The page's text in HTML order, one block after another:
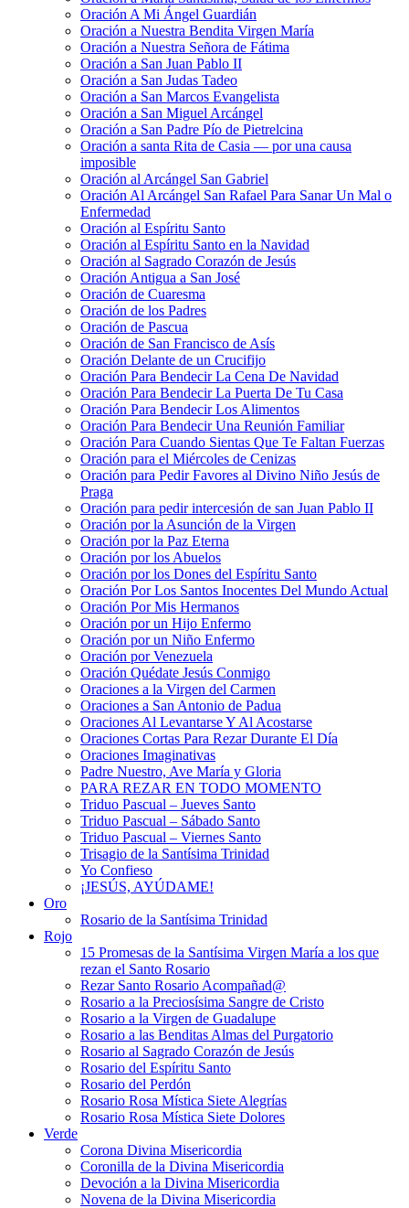
Oración A Mi Ángel Guardián
Oración a Nuestra Bendita Virgen María
Oración a Nuestra Señora de Fátima
Oración a San Juan Pablo II
Oración a San Judas Tadeo
Oración a San Marcos Evangelista
Oración a San Miguel Arcángel
Oración a San Padre Pío de Pietrelcina
Oración a santa Rita de Casia — por una causa
imposible
Oración al Arcángel San Gabriel
Oración Al Arcángel San Rafael Para Sanar Un Mal o
Enfermedad
Oración al Espíritu Santo
Oración al Espíritu Santo en la Navidad
Oración al Sagrado Corazón de Jesús
Oración Antigua a San José
Oración de Cuaresma
Oración de los Padres
Oración de Pascua
Oración de San Francisco de Asís
Oración Delante de un Crucifijo
Oración Para Bendecir La Cena De Navidad
Oración Para Bendecir La Puerta De Tu Casa
Oración Para Bendecir Los Alimentos
Oración Para Bendecir Una Reunión Familiar
Oración Para Cuando Sientas Que Te Faltan Fuerzas
Oración para el Miércoles de Cenizas
Oración para Pedir Favores al Divino Niño Jesús de
Praga
Oración para pedir intercesión de san Juan Pablo II
Oración por la Asunción de la Virgen
Oración por la Paz Eterna
Oración por los Abuelos
Oración por los Dones del Espíritu Santo
Oración Por Los Santos Inocentes Del Mundo Actual
Oración Por Mis Hermanos
Oración por un Hijo Enfermo
Oración por un Niño Enfermo
Oración por Venezuela
Oración Quédate Jesús Conmigo
Oraciones a la Virgen del Carmen
Oraciones a San Antonio de Padua
Oraciones Al Levantarse Y Al Acostarse
Oraciones Cortas Para Rezar Durante El Día
Oraciones Imaginativas
Padre Nuestro, Ave María y Gloria
PARA REZAR EN TODO MOMENTO
Triduo Pascual – Jueves Santo
Triduo Pascual – Sábado Santo
Triduo Pascual – Viernes Santo
Trisagio de la Santísima Trinidad
Yo Confieso
¡JESÚS, AYÚDAME!
Oro
Rosario de la Santísima Trinidad
Rojo
15 Promesas de la Santísima Virgen María a los que
rezan el Santo Rosario
Rezar Santo Rosario Acompañad@
Rosario a la Preciosísima Sangre de Cristo
Rosario a la Virgen de Guadalupe
Rosario a las Benditas Almas del Purgatorio
Rosario al Sagrado Corazón de Jesús
Rosario del Espíritu Santo
Rosario del Perdón
Rosario Rosa Mística Siete Alegrías
Rosario Rosa Mística Siete Dolores
Verde
Corona Divina Misericordia
Coronilla de la Divina Misericordia
Devoción a la Divina Misericordia
Novena de la Divina Misericordia